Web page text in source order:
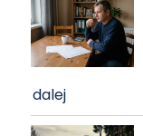
dalej